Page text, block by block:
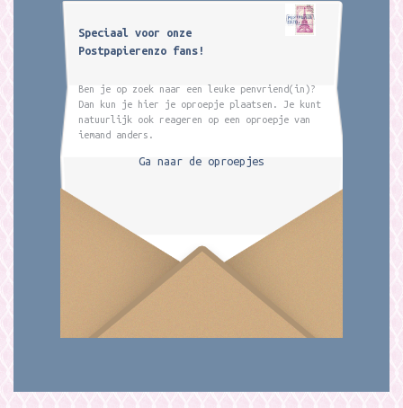
Speciaal voor onze
Postpapierenzo fans!
Ben je op zoek naar een leuke penvriend(in)?
Dan kun je hier je oproepje plaatsen. Je kunt
natuurlijk ook reageren op een oproepje van
iemand anders.
Ga naar de oproepjes